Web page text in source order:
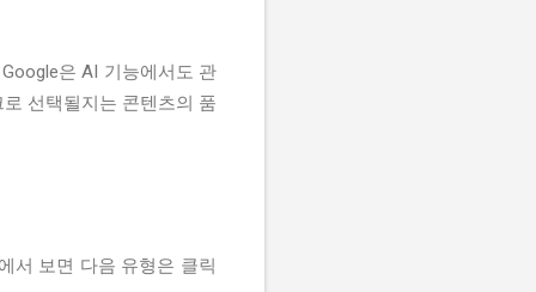
은 AI 기능에서도 관
선택될지는 콘텐츠의 품
서 보면 다음 유형은 클릭